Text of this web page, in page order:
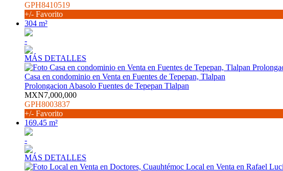
GPH8410519
+/- Favorito
304 m²
-
MÁS DETALLES
Casa en condominio en Venta en Fuentes de Tepepan, Tlalpan
Prolongacion Abasolo Fuentes de Tepepan Tlalpan
MXN7,000,000
GPH8003837
+/- Favorito
169.45 m²
-
MÁS DETALLES